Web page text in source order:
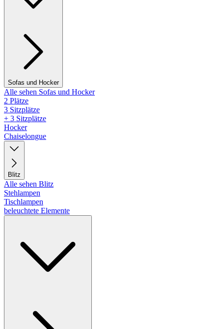
Sofas und Hocker
Alle sehen Sofas und Hocker
2 Plätze
3 Sitzplätze
+ 3 Sitzplätze
Hocker
Chaiselongue
Blitz
Alle sehen Blitz
Stehlampen
Tischlampen
beleuchtete Elemente